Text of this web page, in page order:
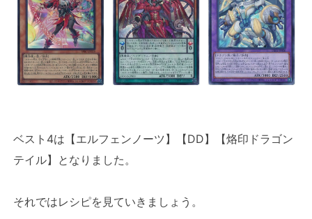
ベスト4は【エルフェンノーツ】【DD】【烙印ドラゴン
テイル】となりました。
それではレシピを見ていきましょう。